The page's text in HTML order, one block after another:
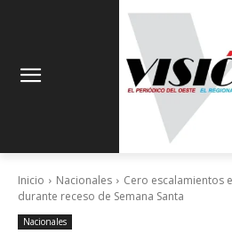
Inicio Nacionales
Cero escalamientos
durante receso de Semana Santa
Nacionales